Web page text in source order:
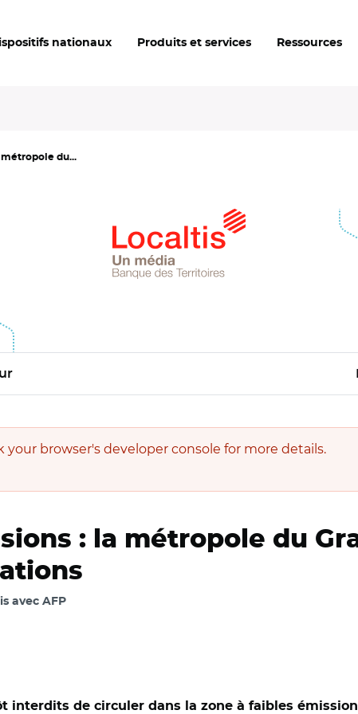
nationaux Produits et services Ressources
du...
browser's developer console for more details.
: la métropole du
avec AFP
interdits de circuler dans la zone à faibles